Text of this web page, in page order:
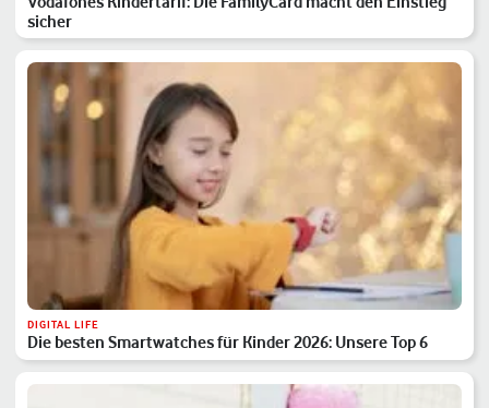
sicher
DIGITAL LIFE
Die besten Smartwatches für Kinder 2026: Unsere Top 6